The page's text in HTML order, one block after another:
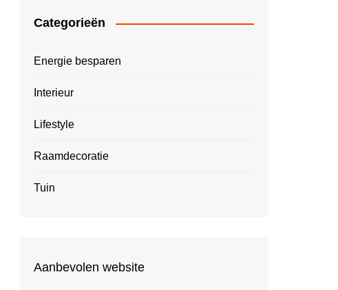
Categorieën
Energie besparen
Interieur
Lifestyle
Raamdecoratie
Tuin
Aanbevolen website